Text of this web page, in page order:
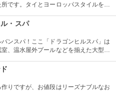
です。タイとヨーロッパスタイルを混
ル・スパ
ンスパ！ここ「ドラゴンヒルスパ」は
、温水屋外プールなどを揃えた大型施
サージ、レストランなど様々なお楽しみ
間が過ぎるのもあっという間です！
りですが、お値段はリーズナブルなお